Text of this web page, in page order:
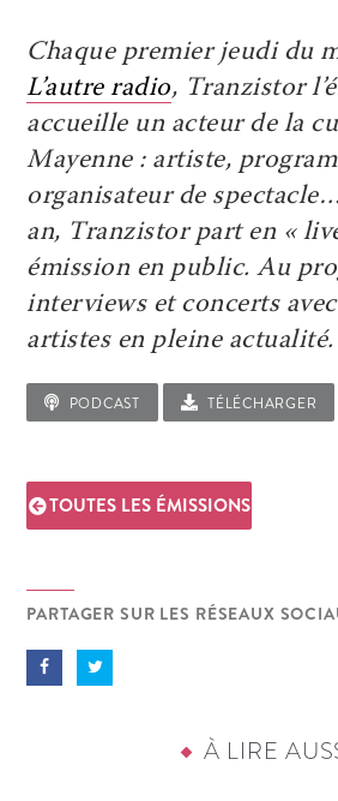
Chaque premier jeudi du
L’autre radio, Tranzistor
accueille un acteur de la
Mayenne : artiste,
organisateur de
an, Tranzistor part en «
émission en public. Au
interviews et concerts
artistes en pleine actualité.
PODCAST TÉLÉCHARGER
TOUTES LES ÉMISSIONS
PARTAGER SUR LES RÉSEAUX
À LIRE